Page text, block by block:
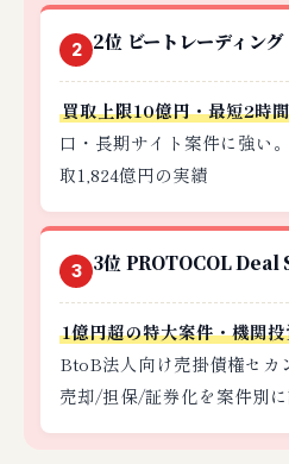
2 2位 ビートレーディング
買取上限10億円・最短2時
口・長期サイト案件に強い
取1,824億円の実績
3 3位 PROTOCOL
1億円超の特大案件・機関
BtoB法人向け売掛債権セカ
売却/担保/証券化を案件別